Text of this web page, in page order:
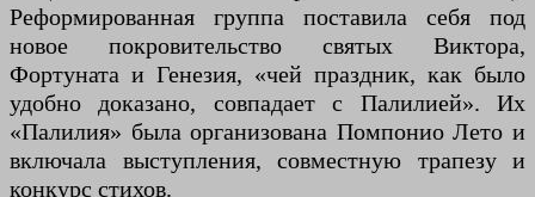
Реформированная группа поставила себя под
новое покровительство святых Виктора,
Фортуната и Генезия, «чей праздник, как было
удобно доказано, совпадает с Палилией». Их
«Палилия» была организована Помпонио Лето и
включала выступления, совместную трапезу и
конкурс стихов.